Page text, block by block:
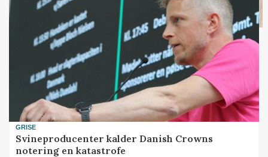
GRISE
Svineproducenter kalder Danish Crowns
notering en katastrofe